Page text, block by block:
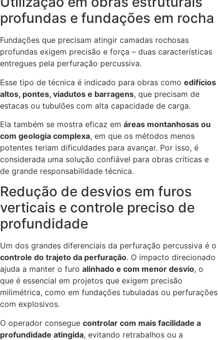
profundas e fundações em rocha
Fundações que precisam atingir camadas rochosas
profundas exigem precisão e força – duas características
entregues pela perfuração percussiva.
Esse tipo de técnica é indicado para obras como edifícios
altos, pontes, viadutos e barragens, que precisam de
estacas ou tubulões com alta capacidade de carga.
Ela também se mostra eficaz em áreas montanhosas ou
com geologia complexa, em que os métodos menos
potentes teriam dificuldades para avançar. Por isso, é
considerada uma solução confiável para obras críticas e
de grande responsabilidade técnica.
Redução de desvios em furos
verticais e controle preciso de
profundidade
Um dos grandes diferenciais da perfuração percussiva é o
controle do trajeto da perfuração. O impacto direcionado
ajuda a manter o furo alinhado e com menor desvio, o
que é essencial em projetos que exigem precisão
milimétrica, como em fundações tubuladas ou perfurações
com explosivos.
O operador consegue controlar com mais facilidade a
profundidade atingida, evitando retrabalhos ou a